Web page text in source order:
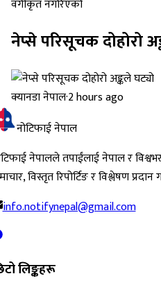
वर्गीकृत नगरिएको
नेप्से परिसूचक दोहोरो
क्यानडा नेपाल·2 hours ago
नोटिफाई नेपाल
नेपालले तपाईंलाई नेपाल र
विस्तृत रिपोर्टिङ र विश्लेषण प्रदान
info.notifynepal@gmail.com
लिङ्कहरू